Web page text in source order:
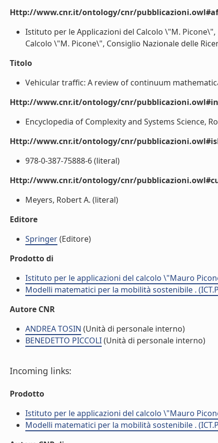
Http://www.cnr.it/ontology/cnr/
Istituto per le Applicazioni del Calcolo \"M.
Calcolo \"M. Picone\", Consiglio Nazionale delle
Titolo
Vehicular traffic: A review of continuum
Http://www.cnr.it/ontology/cnr/
Encyclopedia of Complexity and Systems Science,
Http://www.cnr.it/ontology/cnr/
978-0-387-75888-6 (literal)
Http://www.cnr.it/ontology/cnr/
Meyers, Robert A. (literal)
Editore
Springer(Editore)
Prodotto di
Istituto per le applicazioni del calcolo \"Mauro
Modelli matematici per la mobilità sostenibile .
Autore CNR
ANDREA TOSIN (Unità di personale interno)
BENEDETTO PICCOLI(Unità di personale interno)
Incoming links:
Prodotto
Istituto per le applicazioni del calcolo \"Mauro
Modelli matematici per la mobilità sostenibile .